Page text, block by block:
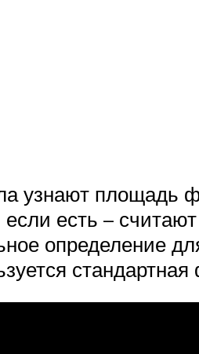
узнают площадь
есть – считают
определение